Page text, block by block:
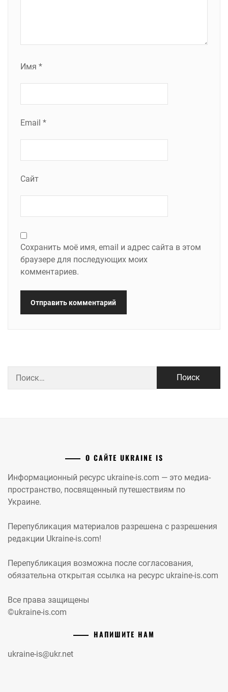
Имя *
Email *
Сайт
Сохранить моё имя, email и адрес сайта в этом
браузере для последующих моих
комментариев.
О САЙТЕ UKRAINE IS
Информационный ресурс ukraine-is.com — это медиа-
пространство, посвященный путешествиям по
Украине.
Перепубликация материалов разрешена с разрешения
редакции Ukraine-is.com!
Перепубликация возможна после согласования,
обязательна открытая ссылка на ресурс ukraine-is.com
Все права защищены
©ukraine-is.com
НАПИШИТЕ НАМ
ukraine-is@ukr.net